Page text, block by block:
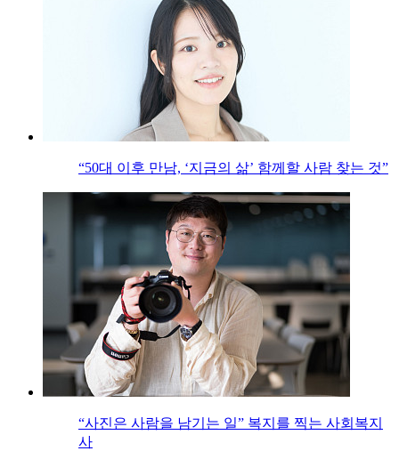
“50대 이후 만남, ‘지금의 삶’ 함께할 사람 찾는 것”
“사진은 사람을 남기는 일” 복지를 찍는 사회복지
사